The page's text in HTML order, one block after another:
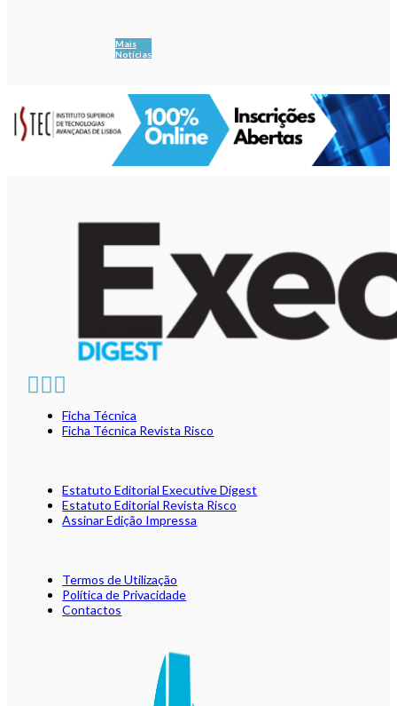
Mais
Notícias
Ficha Técnica
Ficha Técnica Revista Risco
Estatuto Editorial Executive Digest
Estatuto Editorial Revista Risco
Assinar Edição Impressa
Termos de Utilização
Política de Privacidade
Contactos